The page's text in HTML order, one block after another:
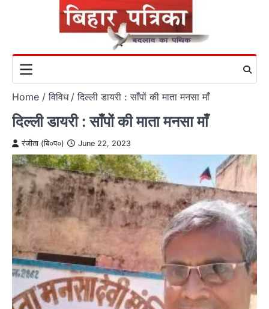
Home विविध दिल्ली डायरी : साँपों की माता मनसा माँ
दिल्ली डायरी : साँपों की माता मनसा माँ
रंजीता (बि०प०) June 22, 2023